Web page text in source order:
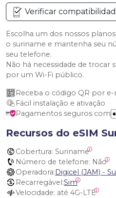
Verificar
Escolha um dos nossos
o suriname e mantenha seu
seu telefone.
Não há necessidade de trocar
por um Wi-Fi público.
Receba o código QR por e-
Fácil instalação e ativação
Pagamentos seguros com
Recursos do eSIM
Cobertura: Suriname
Número de telefone: Não
Operadora:Digicel (JAM) -
Recarregável:Sim
Velocidade: até 4G-LTE